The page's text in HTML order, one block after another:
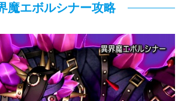
魔エボルシナー攻略